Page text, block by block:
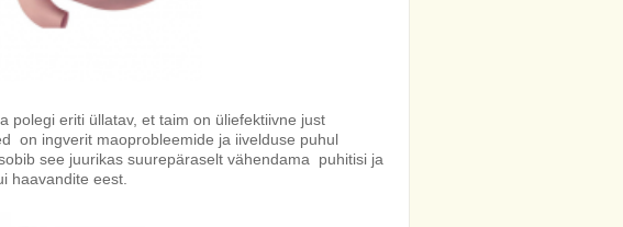
polegi eriti üllatav, et taim on üliefektiivne just
on ingverit maoprobleemide ja iivelduse puhul
see juurikas suurepäraselt vähendama puhitisi ja
haavandite eest.